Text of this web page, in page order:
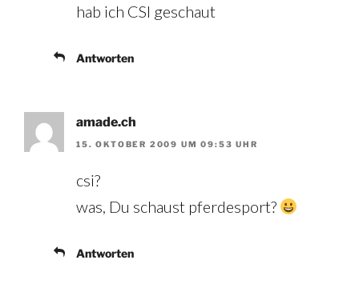
hab ich CSI geschaut
Antworten
amade.ch
15. OKTOBER 2009 UM 09:53 UHR
csi?
was, Du schaust pferdesport?
Antworten